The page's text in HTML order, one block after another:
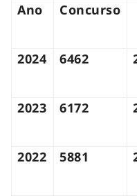
Ano Concurso
2024
6462
2023
6172
2022
5881